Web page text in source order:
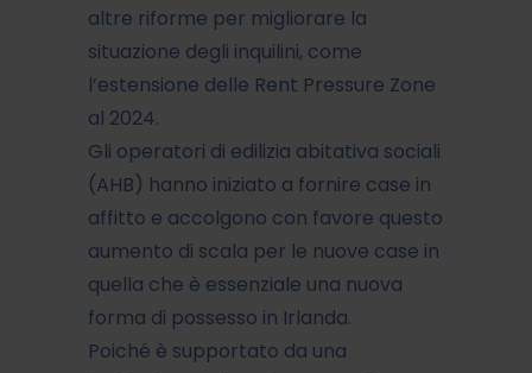
altre riforme per migliorare la
situazione degli inquilini, come
l’estensione delle Rent Pressure Zone
al 2024.
Gli operatori di edilizia abitativa sociali
(AHB) hanno iniziato a fornire case in
affitto e accolgono con favore questo
aumento di scala per le nuove case in
quella che è essenziale una nuova
forma di possesso in Irlanda.
Poiché è supportato da una